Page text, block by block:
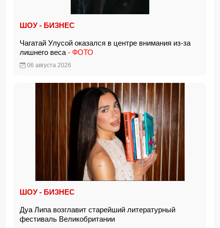
ШОУ - БИЗНЕС
Чагатай Улусой оказался в центре внимания из-за
лишнего веса - ФОТО
06 августа 2026
ШОУ - БИЗНЕС
Дуа Липа возглавит старейший литературный
фестиваль Великобритании